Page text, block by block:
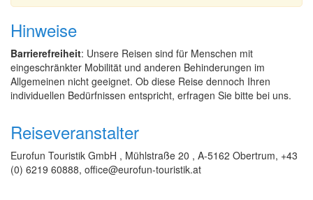
Hinweise
Barrierefreiheit: Unsere Reisen sind für Menschen mit
eingeschränkter Mobilität und anderen Behinderungen im
Allgemeinen nicht geeignet. Ob diese Reise dennoch Ihren
individuellen Bedürfnissen entspricht, erfragen Sie bitte bei uns.
Reiseveranstalter
Eurofun Touristik GmbH , Mühlstraße 20 , A-5162 Obertrum, +43
(0) 6219 60888, office@eurofun-touristik.at